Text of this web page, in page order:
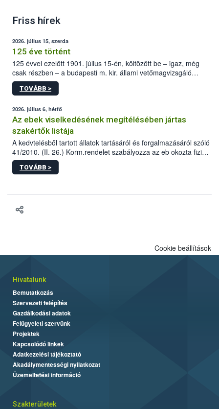
Friss hírek
2026. július 15, szerda
125 éve történt
125 évvel ezelőtt 1901. július 15-én, költözött be – igaz, még
csak részben – a budapesti m. kir. állami vetőmagvizsgáló
állomás a Kis Rókus utca 15. szám alatti, Czigler Győző által
tervezett új épületébe.
TOVÁBB >
2026. július 6, hétfő
Az ebek viselkedésének megítélésében jártas
szakértők listája
A kedvtelésből tartott állatok tartásáról és forgalmazásáról szóló
41/2010. (II. 26.) Korm.rendelet szabályozza az eb okozta fizikai
sérülés, illetve ennek veszélye keletkezésekor felmerülő
hatósági feladatokat, valamint a veszélyes eb tartását és annak
TOVÁBB >
Cookie beállítások
Hivatalunk
Bemutatkozás
Szervezeti felépítés
Gazdálkodási adatok
Felügyeleti szervünk
Projektek
Kapcsolódó linkek
Adatkezelési tájékoztató
Akadálymentességi nyilatkozat
Üzemeltetési információ
Szakterületek